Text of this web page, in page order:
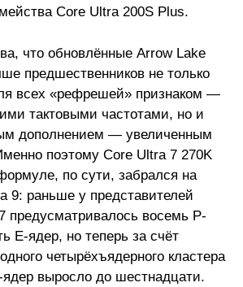
Core Ultra 200S Plus.
что обновлённые Arrow Lake
предшественников не только
всех «рефрешей» признаком —
тактовыми частотами, но и
дополнением — увеличенным
поэтому Core Ultra 7 270K
по сути, забрался на
9: раньше у представителей
предусматривалось восемь P-
E-ядер, но теперь за счёт
четырёхъядерного кластера
выросло до шестнадцати.